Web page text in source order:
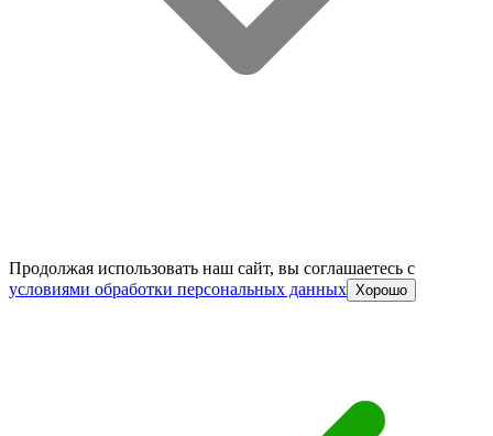
Продолжая использовать наш сайт, вы соглашаетесь c
условиями обработки персональных данных Хорошо